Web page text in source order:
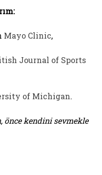
Mayo Clinic,
Journal of Sports
of Michigan.
önce kendini sevmekle